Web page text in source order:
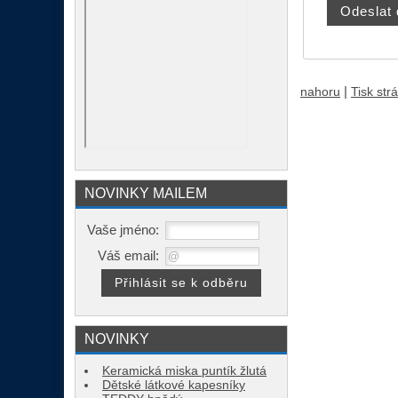
nahoru Tisk
NOVINKY MAILEM
Vaše jméno:
Váš email:
NOVINKY
Keramická miska puntík žlutá
Dětské látkové kapesníky